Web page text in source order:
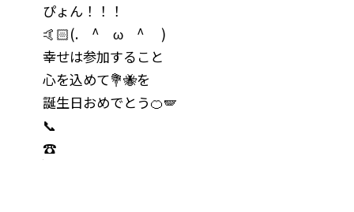
ぴょん！！！
🤙🏻(. ^ ω ^ )
幸せは参加すること
心を込めて💐🐝を
誕生日おめでとう🍊🪽
📞
☎️